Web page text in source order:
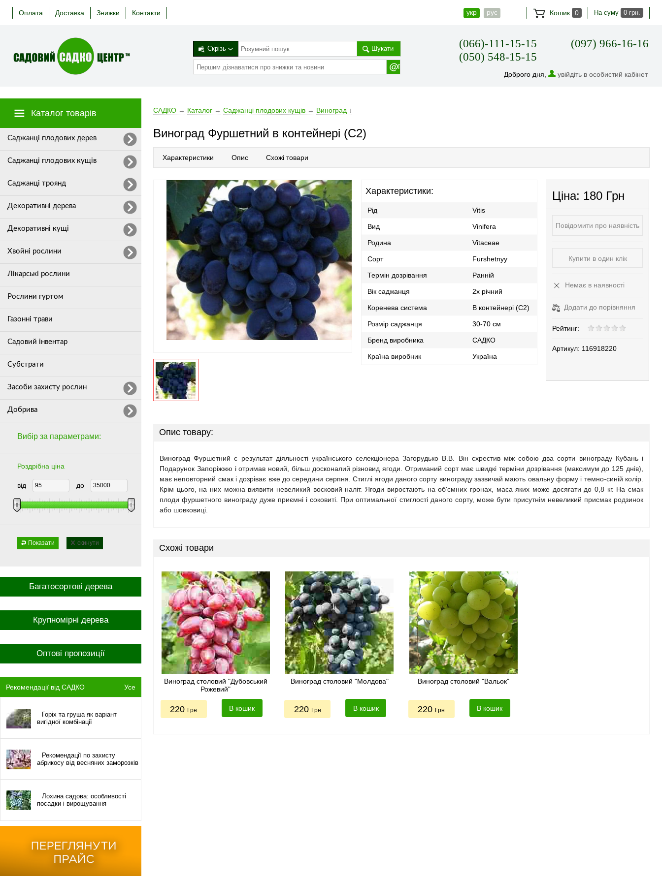
Оплата Доставка Знижки Контакти укр рус Кошик 0 На суму 0 грн.
Скрізь Шукати
(066)-111-15-15
(050) 548-15-15
(097) 966-16-16
Доброго дня, увійдіть в особистий кабінет
Каталог товарів
Cаджанці плодових дерев
Саджанці плодових кущів
Саджанці троянд
Декоративні дерева
Декоративні кущі
Хвойні рослини
Лікарські рослини
Рослини гуртом
Газонні трави
Садовий інвентар
Субстрати
Засоби захисту рослин
Добрива
Багатосортові дерева
Крупномірні дерева
Оптові пропозиції
Рекомендації від САДКО Усе
Горіх та груша як варіант
вигідної комбінації
Рекомендації по захисту
абрикосу від весняних заморозків
Лохина садова: особливості
посадки і вирощування
Вибір за параметрами:
Роздрібна ціна
від до
Показати скинути
САДКО → Каталог → Саджанці плодових кущів → Виноград ↓
Виноград Фуршетний в контейнері (С2)
Характеристики Опис Схожі товари
Характеристики:
Рід Vitis
Вид Vinifera
Родина Vitaceae
Сорт Furshetnyy
Термін дозрівання Ранній
Вік саджанця 2х річний
Коренева система В контейнері (С2)
Розмір саджанця 30-70 см
Бренд виробника САДКО
Країна виробник Україна
Ціна: 180 Грн
Повідомити про наявність
Купити в один клік
Немає в наявності
Додати до порівняння
Рейтинг:
Артикул: 116918220
Опис товару:
Виноград Фуршетний є результат діяльності українського селекціонера Загорудько В.В. Він схрестив між собою два сорти винограду Кубань і
Подарунок Запоріжжю і отримав новий, більш досконалий різновид ягоди. Отриманий сорт має швидкі терміни дозрівання (максимум до 125 днів),
має неповторний смак і дозріває вже до середини серпня. Стиглі ягоди даного сорту винограду зазвичай мають овальну форму і темно-синій колір.
Крім цього, на них можна виявити невеликий восковий наліт. Ягоди виростають на об'ємних гронах, маса яких може досягати до 0,8 кг. На смак
плоди фуршетного винограду дуже приємні і соковиті. При оптимальної стиглості даного сорту, може бути присутнім невеликий присмак родзинок
або шовковиці.
Схожі товари
Виноград столовий "Дубовський
Рожевий"
220 Грн В кошик
Виноград столовий "Молдова"
220 Грн В кошик
Виноград столовий "Вальок"
220 Грн В кошик